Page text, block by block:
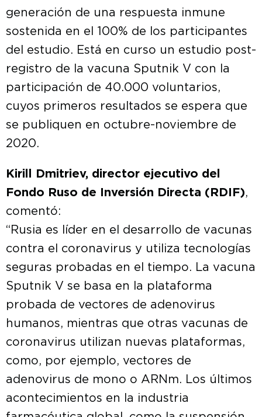
generación de una respuesta inmune
sostenida en el 100% de los participantes
del estudio. Está en curso un estudio post-
registro de la vacuna Sputnik V con la
participación de 40.000 voluntarios,
cuyos primeros resultados se espera que
se publiquen en octubre-noviembre de
2020.
Kirill Dmitriev, director ejecutivo del
Fondo Ruso de Inversión Directa (RDIF),
comentó:
“Rusia es líder en el desarrollo de vacunas
contra el coronavirus y utiliza tecnologías
seguras probadas en el tiempo. La vacuna
Sputnik V se basa en la plataforma
probada de vectores de adenovirus
humanos, mientras que otras vacunas de
coronavirus utilizan nuevas plataformas,
como, por ejemplo, vectores de
adenovirus de mono o ARNm. Los últimos
acontecimientos en la industria